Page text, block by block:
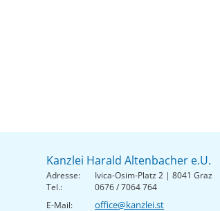
Kanzlei Harald Altenbacher e.U.
Adresse:
Ivica-Osim-Platz 2 | 8041 Graz
Tel.:
0676 / 7064 764
E-Mail:
office@kanzlei.st